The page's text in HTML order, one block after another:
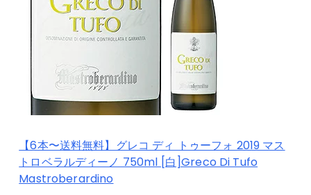
【6本〜送料無料】グレコ ディ トゥーフォ 2019 マス
トロベラルディーノ 750ml [白]Greco Di Tufo
Mastroberardino